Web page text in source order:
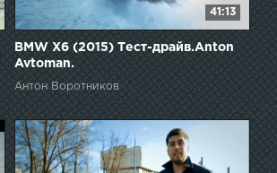
41:13
BMW X6 (2015) Тест-драйв.Anton
Avtoman.
Антон Воротников